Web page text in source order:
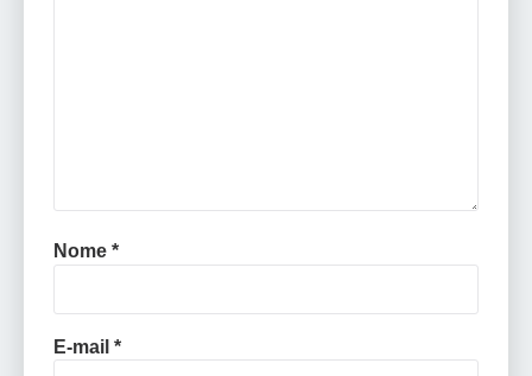
Nome *
E-mail *